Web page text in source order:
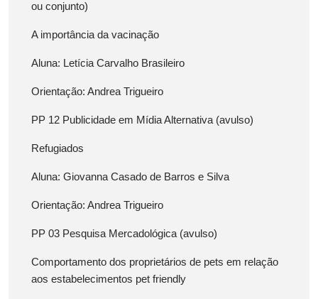
ou conjunto)
A importância da vacinação
Aluna: Letícia Carvalho Brasileiro
Orientação: Andrea Trigueiro
PP 12 Publicidade em Mídia Alternativa (avulso)
Refugiados
Aluna: Giovanna Casado de Barros e Silva
Orientação: Andrea Trigueiro
PP 03 Pesquisa Mercadológica (avulso)
Comportamento dos proprietários de pets em relação
aos estabelecimentos pet friendly